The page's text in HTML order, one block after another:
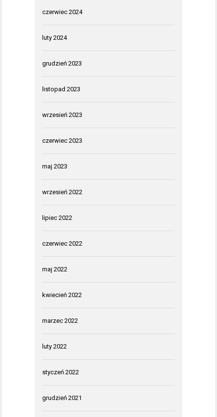
czerwiec 2024
luty 2024
grudzień 2023
listopad 2023
wrzesień 2023
czerwiec 2023
maj 2023
wrzesień 2022
lipiec 2022
czerwiec 2022
maj 2022
kwiecień 2022
marzec 2022
luty 2022
styczeń 2022
grudzień 2021